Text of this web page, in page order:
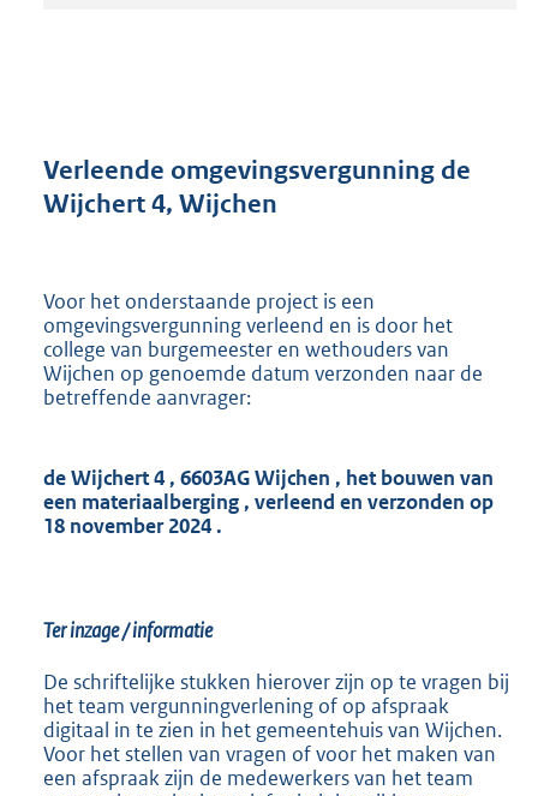
r
e
:
8
Verleende omgevingsvergunning de
Wijchert 4, Wijchen
Voor het onderstaande project is een
omgevingsvergunning verleend en is door het
college van burgemeester en wethouders van
Wijchen op genoemde datum verzonden naar de
betreffende aanvrager:
de Wijchert 4 , 6603AG Wijchen , het bouwen van
een materiaalberging , verleend en verzonden op
18 november 2024.
Ter inzage / informatie
De schriftelijke stukken hierover zijn op te vragen bij
het team vergunningverlening of op afspraak
digitaal in te zien in het gemeentehuis van Wijchen.
Voor het stellen van vragen of voor het maken van
een afspraak zijn de medewerkers van het team